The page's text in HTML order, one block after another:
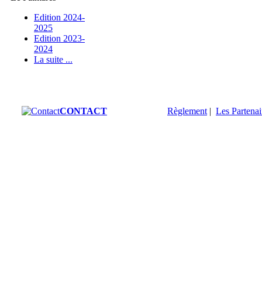
Edition 2024-
2025
Edition 2023-
2024
La suite ...
CONTACT Règlement | Les